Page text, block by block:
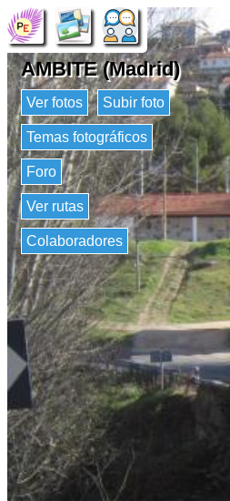
AMBITE (Madrid)
Ver fotos Subir foto
Temas fotográficos
Foro
Ver rutas
Colaboradores